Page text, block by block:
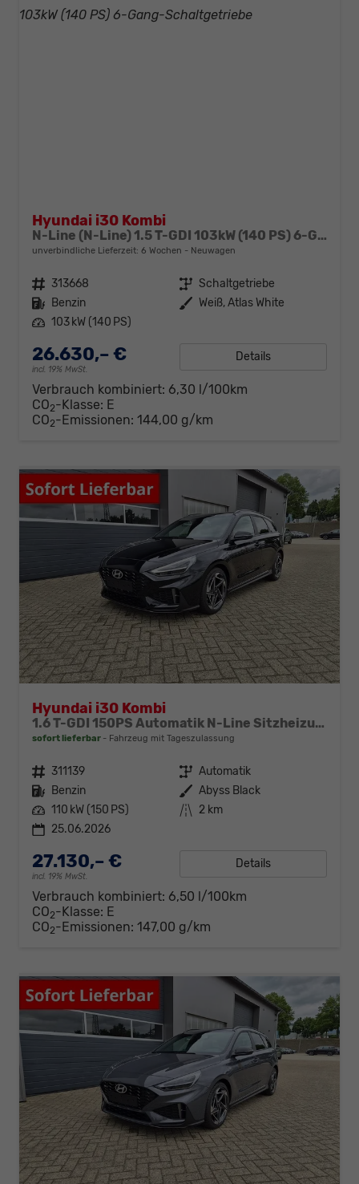
Hyundai i30 Kombi
N-Line (N-Line) 1.5 T-GDI 103kW (140 PS) 6-Gang-Schaltgetriebe
unverbindliche Lieferzeit: 6 Wochen Neuwagen
Fahrzeugnr. 313668 Getriebe Schaltgetriebe
Kraftstoff Benzin Außenfarbe Weiß, Atlas White
Leistung 103 kW (140 PS)
26.630,– €
incl. 19% MwSt.
Details
Verbrauch kombiniert: 6,30 l/100km
CO2-Klasse: E
CO2-Emissionen: 144,00 g/km
Hyundai i30 Kombi
1.6 T-GDI 150PS Automatik N-Line Sitzheizung Lenkradheizung Klimaautomatik Navi 10,3"-Touchscreen Bluelink Apple CarPlay + Android Auto PDC v+h Rückf.Kamera 18-LM
sofort lieferbar Fahrzeug mit Tageszulassung
Fahrzeugnr. 311139 Getriebe Automatik
Kraftstoff Benzin Außenfarbe Abyss Black
Leistung 110 kW (150 PS) Kilometerstand 2 km
25.06.2026
27.130,– €
incl. 19% MwSt.
Details
Verbrauch kombiniert: 6,50 l/100km
CO2-Klasse: E
CO2-Emissionen: 147,00 g/km